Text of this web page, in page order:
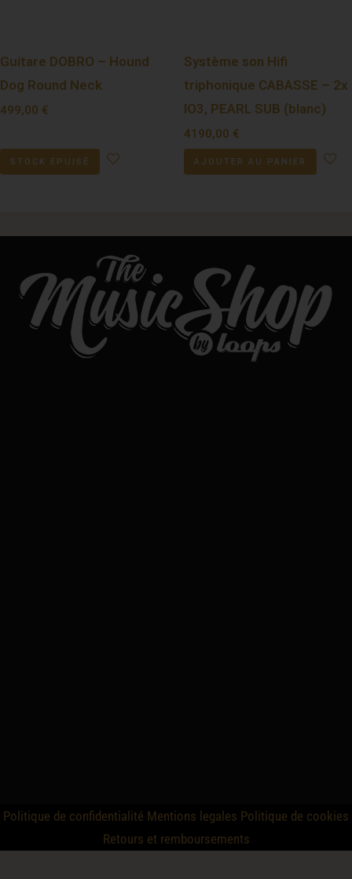
Guitare DOBRO – Hound
Dog Round Neck
499,00 €
STOCK ÉPUISÉ
Système son Hifi
triphonique CABASSE – 2x
IO3, PEARL SUB (blanc)
4190,00 €
AJOUTER AU PANIER
Politique de confidentialité Mentions legales Politique de cookies
Retours et remboursements